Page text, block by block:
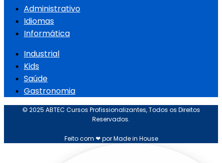
Administrativo
Idiomas
Informática
Industrial
Kids
Saúde
Gastronomia
© 2025 ABTEC Cursos Profissionalizantes, Todos os Direitos
Reservados.
Feito com ❤ por Made in House